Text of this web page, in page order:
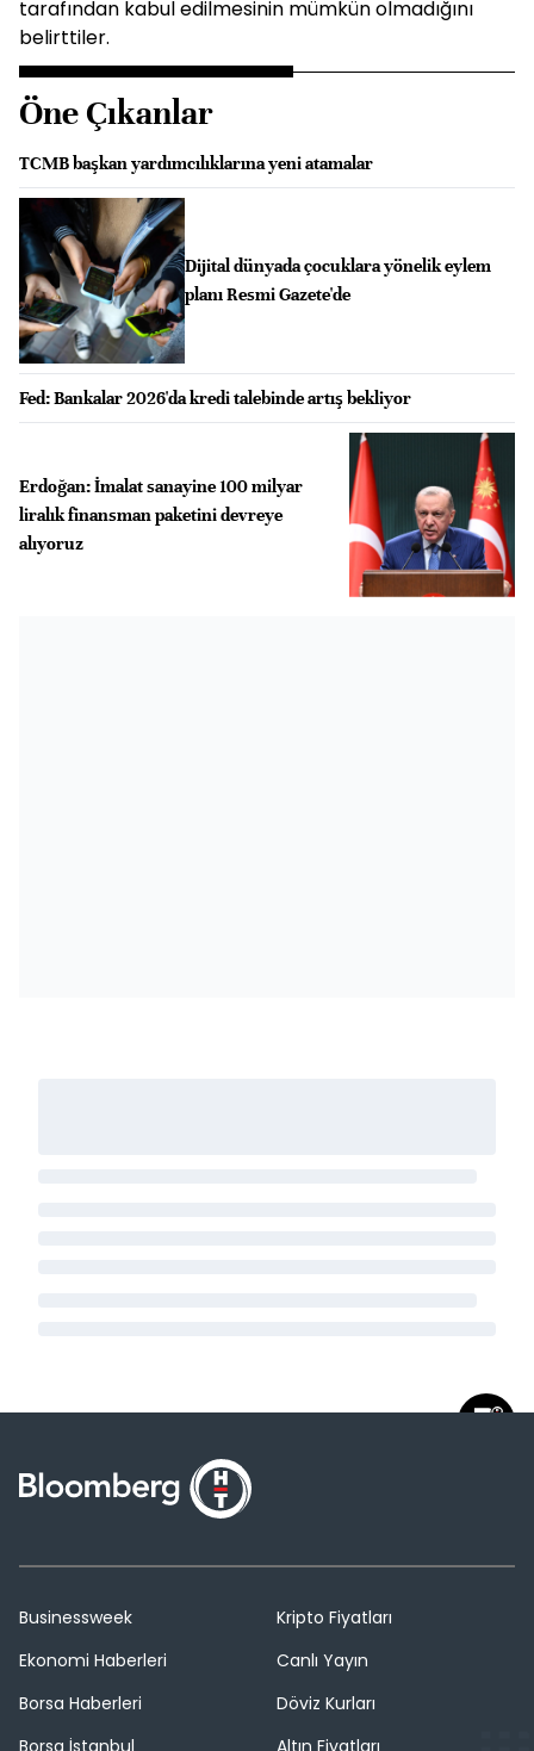
tarafından kabul edilmesinin mümkün olmadığını
belirttiler.
Öne Çıkanlar
TCMB başkan yardımcılıklarına yeni atamalar
Dijital dünyada çocuklara yönelik eylem
planı Resmi Gazete'de
Fed: Bankalar 2026'da kredi talebinde artış bekliyor
Erdoğan: İmalat sanayine 100 milyar
liralık finansman paketini devreye
alıyoruz
Businessweek
Ekonomi Haberleri
Borsa Haberleri
Kripto Fiyatları
Canlı Yayın
Döviz Kurları